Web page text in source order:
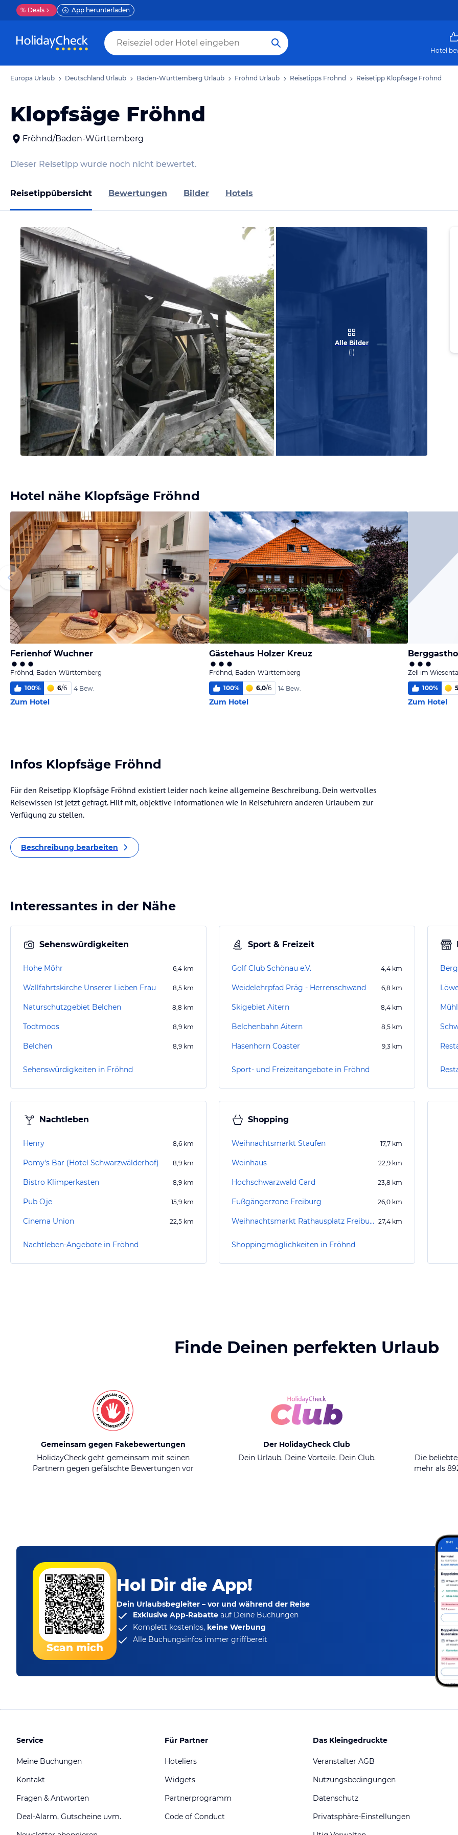
% Deals App herunterladen
Hotel
Europa Urlaub Deutschland Urlaub Baden-Württemberg Urlaub Fröhnd Urlaub Reisetipps Fröhnd Reisetipp Klopfsäge Fröhnd
Klopfsäge Fröhnd
Fröhnd/Baden-Württemberg
Dieser Reisetipp wurde noch nicht bewertet.
Reisetippübersicht Bewertungen Bilder Hotels
Alle Bilder
(1)
Hotel nähe Klopfsäge Fröhnd
Ferienhof Wuchner
Fröhnd, Baden-Württemberg
100% 6/6 4 Bew.
Zum Hotel
Gästehaus Holzer Kreuz
Fröhnd, Baden-Württemberg
100% 6,0/6 14 Bew.
Zum Hotel
Zell im
100%
Zum Hotel
Infos Klopfsäge Fröhnd
Für den Reisetipp Klopfsäge Fröhnd existiert leider noch keine allgemeine Beschreibung. Dein wertvolles
Reisewissen ist jetzt gefragt. Hilf mit, objektive Informationen wie in Reiseführern anderen Urlaubern zur
Verfügung zu stellen.
Beschreibung bearbeiten
Interessantes in der Nähe
Sehenswürdigkeiten
Hohe Möhr 6,4 km
Wallfahrtskirche Unserer Lieben Frau 8,5 km
Naturschutzgebiet Belchen 8,8 km
Todtmoos 8,9 km
Belchen 8,9 km
Sehenswürdigkeiten in Fröhnd
Sport & Freizeit
Golf Club Schönau e.V. 4,4 km
Weidelehrpfad Präg - Herrenschwand 6,8 km
Skigebiet Aitern 8,4 km
Belchenbahn Aitern 8,5 km
Hasenhorn Coaster 9,3 km
Sport- und Freizeitangebote in Fröhnd
Nachtleben
Henry 8,6 km
Pomy's Bar (Hotel Schwarzwälderhof) 8,9 km
Bistro Klimperkasten 8,9 km
Pub Oje 15,9 km
Cinema Union 22,5 km
Nachtleben-Angebote in Fröhnd
Shopping
Weihnachtsmarkt Staufen 17,7 km
Weinhaus 22,9 km
Hochschwarzwald Card 23,8 km
Fußgängerzone Freiburg 26,0 km
Weihnachtsmarkt Rathausplatz Freiburg 27,4 km
Shoppingmöglichkeiten in Fröhnd
Finde Deinen perfekten Urlaub
Gemeinsam gegen Fakebewertungen
HolidayCheck geht gemeinsam mit seinen
Partnern gegen gefälschte Bewertungen vor
Der HolidayCheck Club
Dein Urlaub. Deine Vorteile. Dein Club.
Die
mehr als
Scan mich
Hol Dir die App!
Dein Urlaubsbegleiter – vor und während der Reise
Exklusive App-Rabatte auf Deine Buchungen
Komplett kostenlos, keine Werbung
Alle Buchungsinfos immer griffbereit
Service
Meine Buchungen
Kontakt
Fragen & Antworten
Deal-Alarm, Gutscheine uvm.
Für Partner
Hoteliers
Widgets
Partnerprogramm
Code of Conduct
Das Kleingedruckte
Veranstalter AGB
Nutzungsbedingungen
Datenschutz
Privatsphäre-Einstellungen